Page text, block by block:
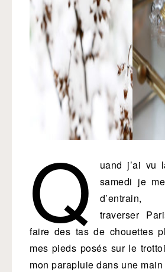
Q
uand j’ai vu
samedi je
traverser
faire des tas de chouettes
mes pieds posés sur le
mon parapluie dans une